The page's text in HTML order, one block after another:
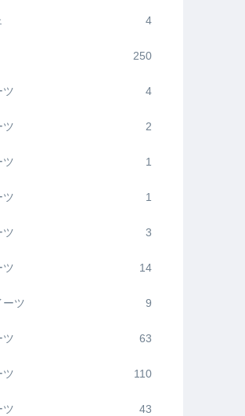
4
250
ツ 4
ツ 2
ツ 1
ツ 1
ツ 3
ツ 14
ーツ 9
ツ 63
ツ 110
ツ 43